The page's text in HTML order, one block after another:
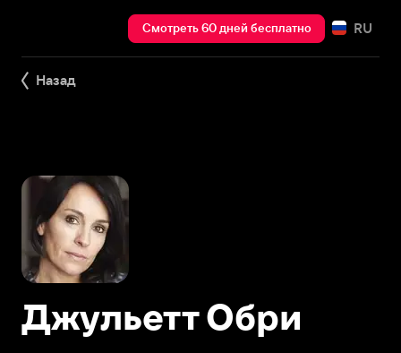
Смотреть 60 дней бесплатно RU
Назад
Джульетт Обри